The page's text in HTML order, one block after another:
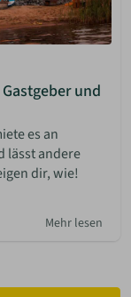
und
es an
lässt andere
dir, wie!
Mehr lesen